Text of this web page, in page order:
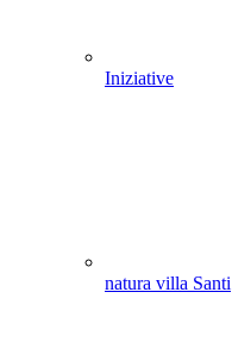
Iniziative
natura villa Santi